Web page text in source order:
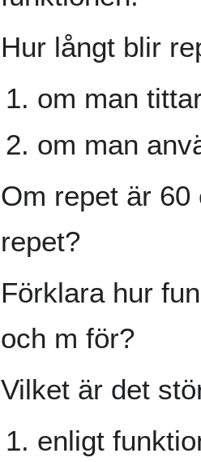
Hur långt blir
om man
om man
Om repet är
repet?
Förklara hur
och m för?
Vilket är det
enligt